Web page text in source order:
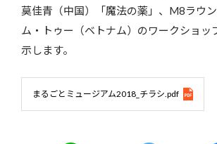
莫佳青（中国）「魔法の薬」、M8ラウ
ム・トゥー（ベトナム）のワークシ
示します。
まるごとミュージアム2018_チラシ.pdf